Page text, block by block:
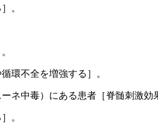
。
環不全を増強する］。
中毒）にある患者［脊髄刺激効
。